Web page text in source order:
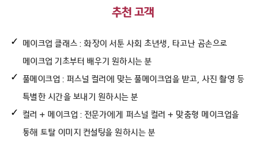
추천 고객
메이크업 클래스 : 화장이 서툰 사회 초년생, 타고난 곰손으로
메이크업 기초부터 배우기 원하시는 분
풀메이크업 : 퍼스널 컬러에 맞는 풀메이크업을 받고, 사진 촬영 등
특별한 시간을 보내기 원하시는 분
컬러 + 메이크업 : 전문가에게 퍼스널 컬러 + 맞춤형 메이크업을
통해 토탈 이미지 컨설팅을 원하시는 분